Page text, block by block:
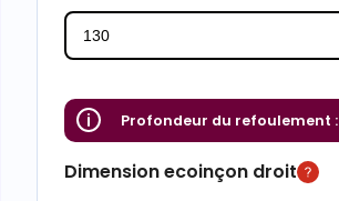
Profondeur du refoulement :
Dimension ecoinçon droit